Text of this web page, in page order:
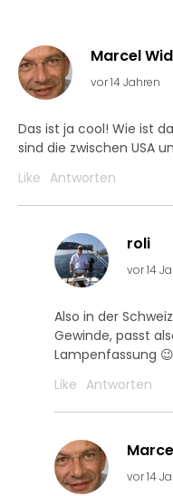
Marcel
vor 14 Jahren
Das ist ja cool! Wie ist
sind die zwischen USA
Like Antworten
roli
vor 14
Also in der
Gewinde, passt
Lampenfassung 😉
Like Antworten
vor 14